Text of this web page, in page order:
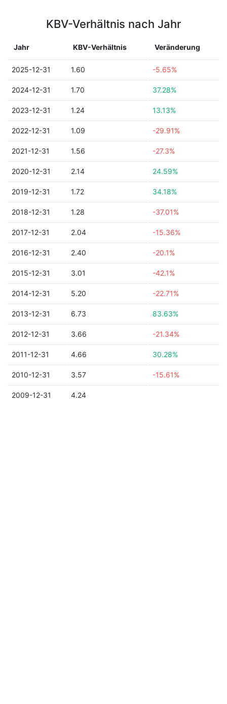
KBV-Verhältnis nach Jahr
Jahr KBV-Verhältnis Veränderung
2025-12-31 1.60 -5.65%
2024-12-31 1.70 37.28%
2023-12-31 1.24 13.13%
2022-12-31 1.09 -29.91%
2021-12-31 1.56 -27.3%
2020-12-31 2.14 24.59%
2019-12-31 1.72 34.18%
2018-12-31 1.28 -37.01%
2017-12-31 2.04 -15.36%
2016-12-31 2.40 -20.1%
2015-12-31 3.01 -42.1%
2014-12-31 5.20 -22.71%
2013-12-31 6.73 83.63%
2012-12-31 3.66 -21.34%
2011-12-31 4.66 30.28%
2010-12-31 3.57 -15.61%
2009-12-31 4.24